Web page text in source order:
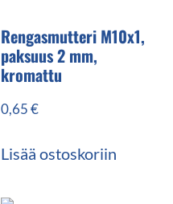
Rengasmutteri M10x1,
paksuus 2 mm,
kromattu
0,65€
Lisää ostoskoriin